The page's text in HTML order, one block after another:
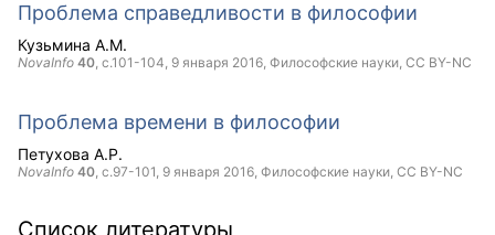
Проблема справедливости в философии
Кузьмина А.М.
NovaInfo 40, с.101-104, 9 января 2016, Философские науки, CC BY-NC
Проблема времени в философии
Петухова А.Р.
NovaInfo 40, с.97-101, 9 января 2016, Философские науки, CC BY-NC
Список литературы